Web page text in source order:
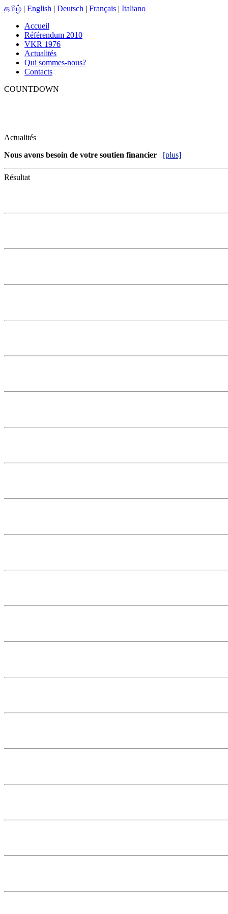
தமிழ் | English | Deutsch | Français | Italiano
Accueil
Référendum 2010
VKR 1976
Actualités
Qui sommes-nous?
Contacts
COUNTDOWN
Actualités
Nous avons besoin de votre soutien financier
[plus]
Résultat